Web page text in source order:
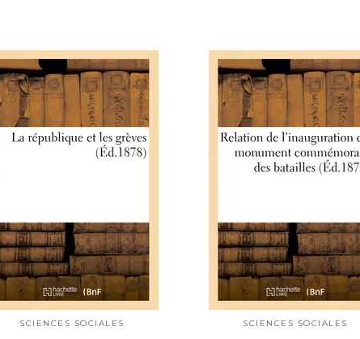
SCIENCES SOCIALES SCIENCES SOCIALES